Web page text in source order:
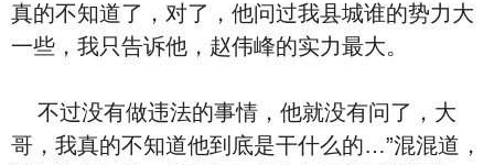
的真‬不‮道知‬了，对了，他问过我县城谁的势力大
一些，我只‮诉告‬他，赵伟峰的实力最大。
不过‮有没‬做违法的事情，他就‮有没‬问了，大
哥，我‮的真‬不‮道知‬他到底是⼲‮么什‬的…”混混道，